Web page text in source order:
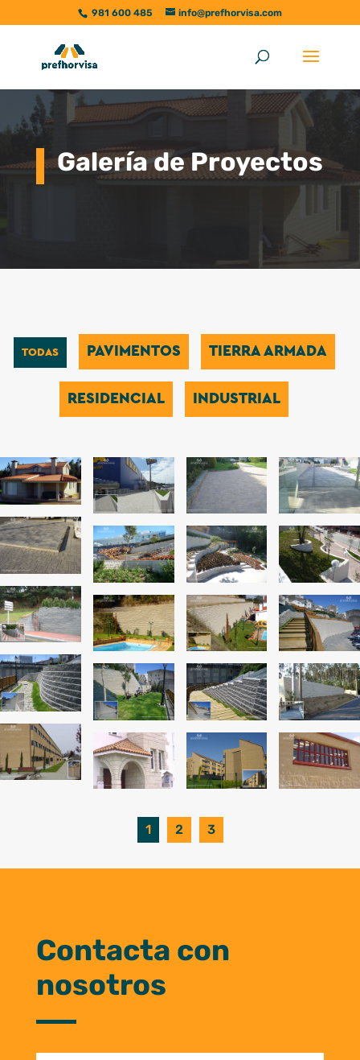
981 600 485 info@prefhorvisa.com
Galería de Proyectos
TODAS PAVIMENTOS TIERRA ARMADA
RESIDENCIAL INDUSTRIAL
1 2 3
Contacta con
nosotros